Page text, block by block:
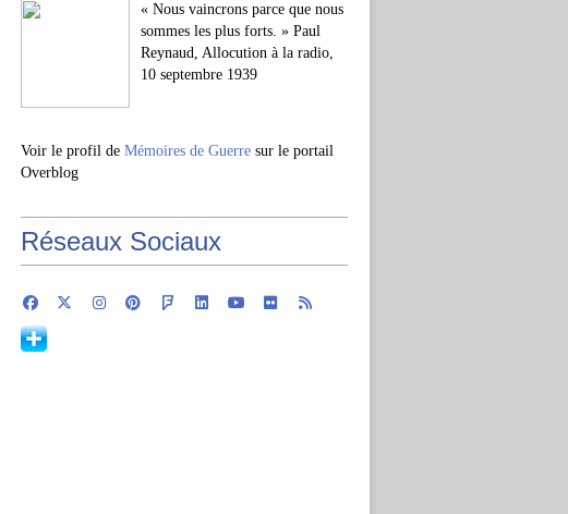
« Nous vaincrons parce que nous
sommes les plus forts. » Paul
Reynaud, Allocution à la radio,
10 septembre 1939
Voir le profil de Mémoires de Guerre sur le portail
Overblog
Réseaux Sociaux